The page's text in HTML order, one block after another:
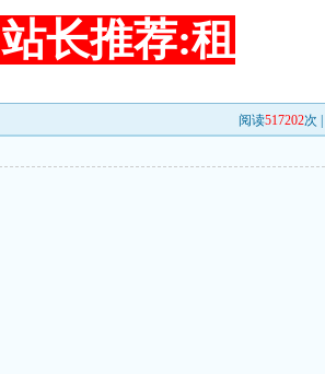
站长推荐:租
阅读517202次 |